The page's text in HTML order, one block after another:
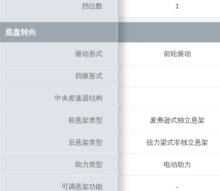
挡位数 1
底盘转向
驱动形式 前轮驱动
四驱形式
中央差速器结构
前悬架类型 麦弗逊式独立悬架
后悬架类型 扭力梁式非独立悬架
助力类型 电动助力
可调悬架功能 -
挡位数
底盘转向
驱动形式
四驱形式
中央差速器结构
前悬架类型
后悬架类型
助力类型
可调悬架功能